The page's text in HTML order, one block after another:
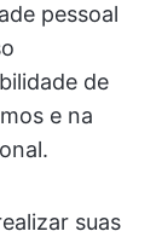
pessoal
de
e na
suas